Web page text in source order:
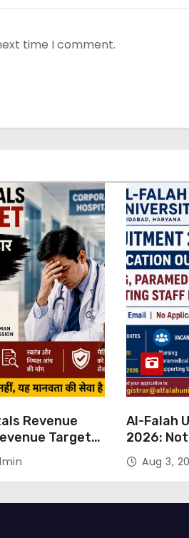
time I comment.
Revenue
Targets
का बड़ा कदम,
की मांग
Al-Falah
2026:
Nursing,
Aug 3,